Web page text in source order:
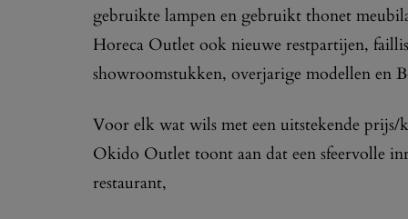
gebruikte lampen en gebruikt thonet
Horeca Outlet ook nieuwe restpartijen,
showroomstukken, overjarige modellen en
Voor elk wat wils met een uitstekende
Okido Outlet toont aan dat een sfeervolle
restaurant,